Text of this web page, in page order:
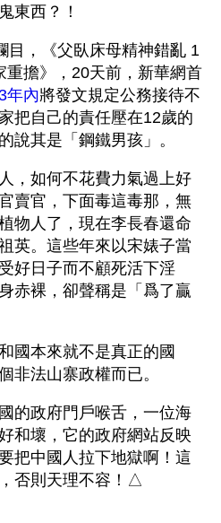
東西？！
目，《父臥床母精神錯亂 1
重擔》，20天前，新華網首
年內將發文規定公務接待不
把自己的責任壓在12歲的
說其是「鋼鐵男孩」。
，如何不花費力氣過上好
賣官，下面毒這毒那，無
物人了，現在李長春還命
英。這些年來以宋婊子當
好日子而不顧死活下淫
赤裸，卻聲稱是「爲了贏
國本來就不是真正的國
非法山寨政權而已。
的政府門戶喉舌，一位海
和壞，它的政府網站反映
把中國人拉下地獄啊！這
否則天理不容！△